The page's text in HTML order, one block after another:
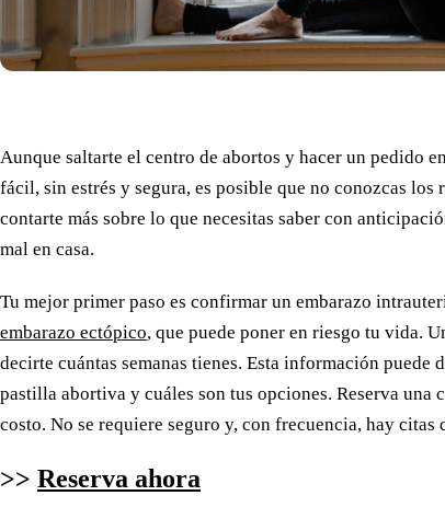
Aunque saltarte el centro de abortos y hacer un pedido
fácil, sin estrés y segura, es posible que no conozcas los
contarte más sobre lo que necesitas saber con
mal en casa.
Tu mejor primer paso es confirmar un embarazo
embarazo ectópico, que puede poner en riesgo tu vida.
decirte cuántas semanas tienes. Esta información puede
pastilla abortiva y cuáles son tus opciones. Reserva una
costo. No se requiere seguro y, con frecuencia, hay
>> Reserva ahora